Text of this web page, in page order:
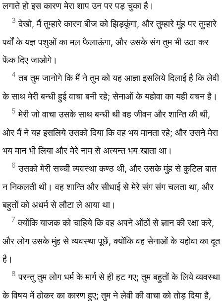
लगाते हो इस कारण मेरा शाप उन पर पड़ चुका है।
3 देखो, मैं तुम्हारे कारण बीज को झिड़कूंगा, और तुम्हारे मुंह पर तुम्हारे
पर्वों के यज्ञ पशुओं का मल फैलाऊंगा, और उसके संग तुम भी उठा कर
फेंक दिए जाओगे।
4 तब तुम जानोगे कि मैं ने तुम को यह आज्ञा इसलिये दिलाई है कि लेवी
के साथ मेरी बन्धी हुई वाचा बनी रहे; सेनाओं के यहोवा का यही वचन है।
5 मेरी जो वाचा उसके साथ बन्धी थी वह जीवन और शान्ति की थी,
ओर मैं ने यह इसलिये उसको दिया कि वह भय मानता रहे; और उसने मेरा
भय मान भी लिया और मेरे नाम से अत्यन्त भय खाता था।
6 उसको मेरी सच्ची व्यवस्था कण्ठ थी, और उसके मुंह से कुटिल बात
न निकलती थी। वह शान्ति और सीधाई से मेरे संग संग चलता था, और
बहुतों को अधर्म से लौटा ले आया था।
7 क्योंकि याजक को चाहिये कि वह अपने ओंठों से ज्ञान की रक्षा करे,
और लोग उसके मुंह से व्यवस्था पूछें, क्योंकि वह सेनाओं के यहोवा का दूत
है।
8 परन्तु तुम लोग धर्म के मार्ग से ही हट गए; तुम बहुतों के लिये व्यवस्था
के विषय में ठोकर का कारण हुए; तुम ने लेवी की वाचा को तोड़ दिया है,